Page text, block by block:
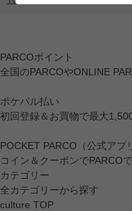
PARCOポイント
全国のPARCOやONLINE
ポケパル払い
初回登録＆お買物で最大
POCKET PARCO（公式アプ
コイン＆クーポンでPARCO
カテゴリー
全カテゴリーから探す
culture TOP